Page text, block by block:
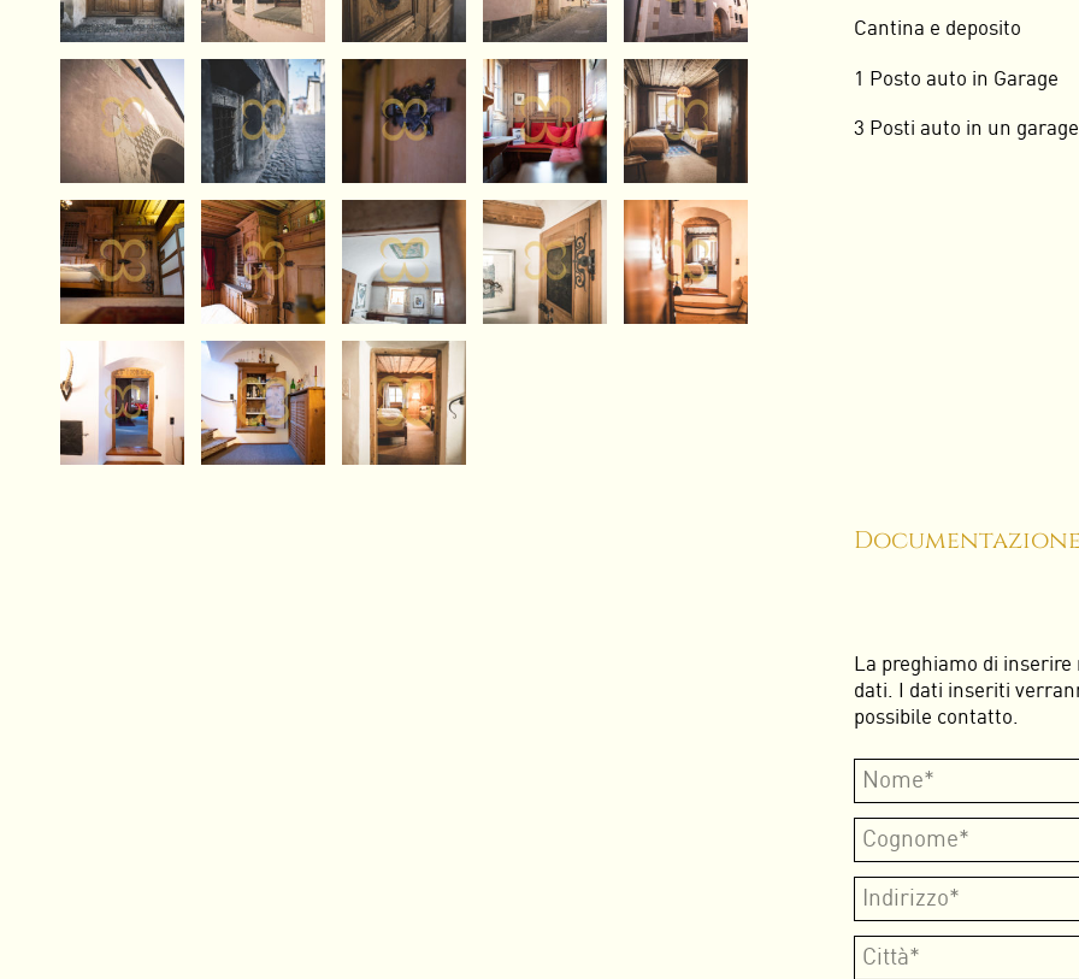
Cantina e deposito
1 Posto auto in Garage
3 Posti auto in un
La preghiamo di
dati. I dati inseriti
possibile contatto.